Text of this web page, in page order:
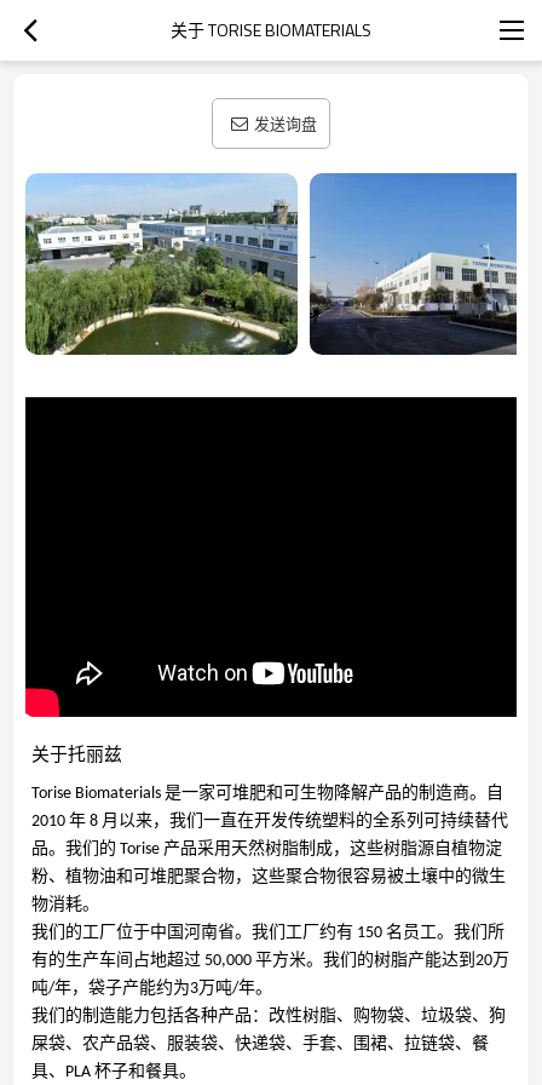
关于 TORISE BIOMATERIALS
发送询盘
关于托丽兹
Torise Biomaterials 是一家可堆肥和可生物降解产品的制造商。自
2010 年 8 月以来，我们一直在开发传统塑料的全系列可持续替代
品。我们的 Torise 产品采用天然树脂制成，这些树脂源自植物淀
粉、植物油和可堆肥聚合物，这些聚合物很容易被土壤中的微生
物消耗。
我们的工厂位于中国河南省。我们工厂约有 150 名员工。我们所
有的生产车间占地超过 50,000 平方米。 我们的树脂产能达到20万
吨/年，袋子产能约为3万吨/年。
我们的制造能力包括各种产品：改性树脂、购物袋、垃圾袋、狗
屎袋、农产品袋、服装袋、快递袋、手套、围裙、拉链袋、餐
具、PLA 杯子和餐具。